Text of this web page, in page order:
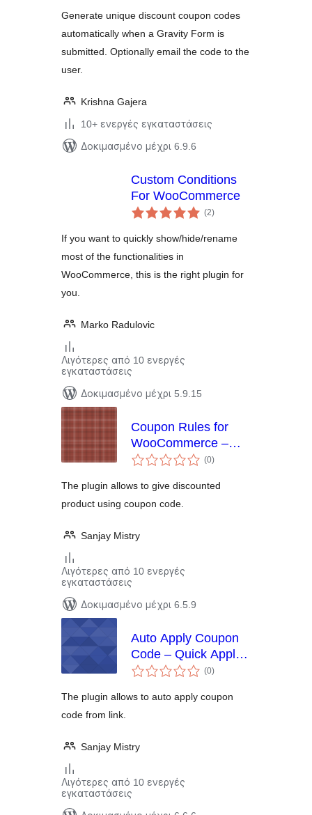
Generate unique discount coupon codes
automatically when a Gravity Form is
submitted. Optionally email the code to the
user.
Krishna Gajera
10+ ενεργές εγκαταστάσεις
Δοκιμασμένο μέχρι 6.9.6
Custom Conditions
For WooCommerce
(2αξιολογήσεις
σύνολο
)
If you want to quickly show/hide/rename
most of the functionalities in
WooCommerce, this is the right plugin for
you.
Marko Radulovic
Λιγότερες από 10 ενεργές
εγκαταστάσεις
Δοκιμασμένο μέχρι 5.9.15
Coupon Rules for
WooCommerce –
Create
Coupons &
Discounts, BOGO
(0αξιολογήσεις
σύνολο
)
The plugin allows to give discounted
product using coupon code.
Sanjay Mistry
Λιγότερες από 10 ενεργές
εγκαταστάσεις
Δοκιμασμένο μέχρι 6.5.9
Auto Apply Coupon
Code – Quick Apply
WooCommerce
(0αξιολογήσεις
σύνολο
)
The plugin allows to auto apply coupon
code from link.
Sanjay Mistry
Λιγότερες από 10 ενεργές
εγκαταστάσεις